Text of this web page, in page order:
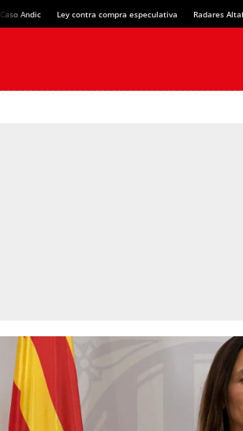
Caso Andic Ley contra compra especulativa Radares